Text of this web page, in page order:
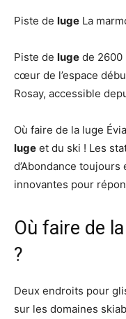
Piste de luge La
Piste de luge de 2600
cœur de l’espace
Rosay, accessible
Où faire de la luge
luge et du ski ! Les
d’Abondance
innovantes pour
Où faire de
?
Deux endroits pour
sur les domaines